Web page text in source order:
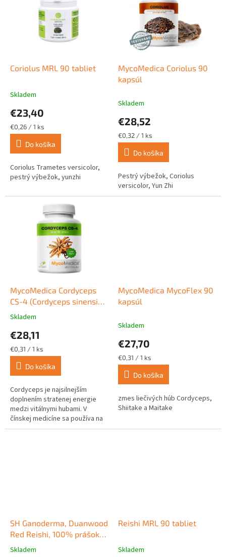
Coriolus MRL 90 tabliet
Priemerné
produktu
je
4,7
5
hviezdičiek.
Skladem
€23,40
Jednotková
cena:
€0,26 / 1 ks
Do košíka
Coriolus Trametes versicolor,
pestrý výbežok, yunzhi
MycoMedica Coriolus 90
kapsúl
Skladem
€28,52
Jednotková
cena:
€0,32 / 1 ks
Do košíka
Pestrý výbežok, Coriolus
versicolor, Yun Zhi
MycoMedica Cordyceps
CS-4 (Cordyceps sinensis,
Cordyceps) 90 kapsúl
Priemerné
produktu
je
4,3
5
hviezdičiek.
Skladem
€28,11
Jednotková
cena:
€0,31 / 1 ks
Do košíka
Cordyceps je najsilnejším
doplnením stratenej energie
medzi vitálnymi hubami. V
čínskej medicíne sa používa na
podporu vitality, fyzickej
MycoMedica MycoFlex 90
kapsúl
Skladem
€27,70
Jednotková
cena:
€0,31 / 1 ks
Do košíka
zmes liečivých húb Cordyceps,
Shiitake a Maitake
SH Ganoderma, Duanwood
Red Reishi, 100% prášok
zo spór 90 kapsúl
Priemerné
Skladem
Reishi MRL 90 tabliet
Priemerné
Skladem